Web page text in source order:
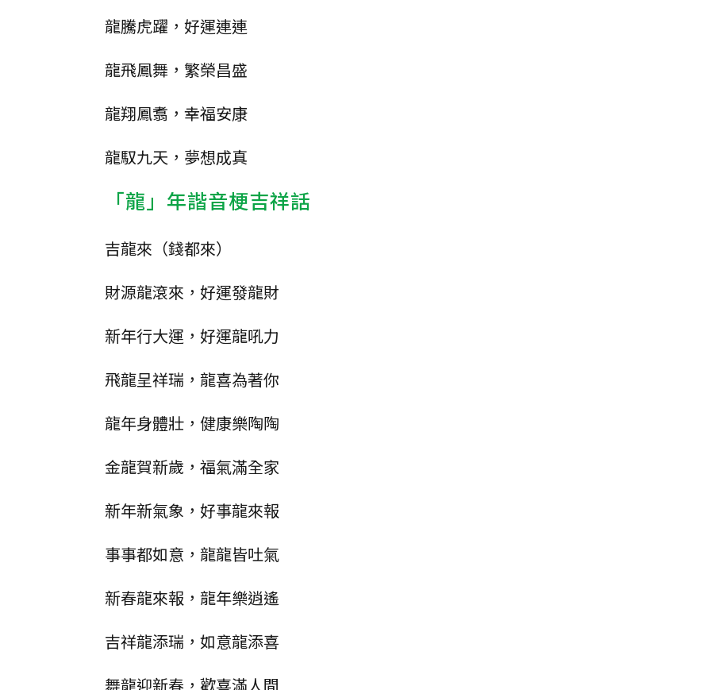
龍騰虎躍，好運連連
龍飛鳳舞，繁榮昌盛
龍翔鳳翥，幸福安康
龍馭九天，夢想成真
「龍」年諧音梗吉祥話
吉龍來（錢都來）
財源龍滾來，好運發龍財
新年行大運，好運龍吼力
飛龍呈祥瑞，龍喜為著你
龍年身體壯，健康樂陶陶
金龍賀新歲，福氣滿全家
新年新氣象，好事龍來報
事事都如意，龍龍皆吐氣
新春龍來報，龍年樂逍遙
吉祥龍添瑞，如意龍添喜
舞龍迎新春，歡喜滿人間